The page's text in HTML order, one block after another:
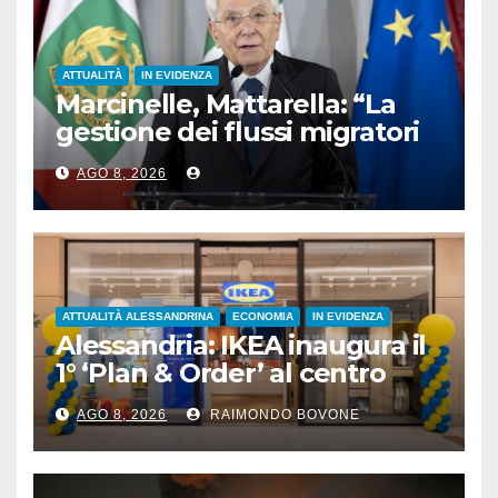
ATTUALITÀ IN EVIDENZA
Marcinelle, Mattarella: “La
gestione dei flussi migratori
rispetti la dignità delle
persone”
AGO 8, 2026
ATTUALITÀ ALESSANDRINA ECONOMIA IN EVIDENZA
Alessandria: IKEA inaugura il
1° ‘Plan & Order’ al centro
commerciale Panorama
AGO 8, 2026 RAIMONDO BOVONE